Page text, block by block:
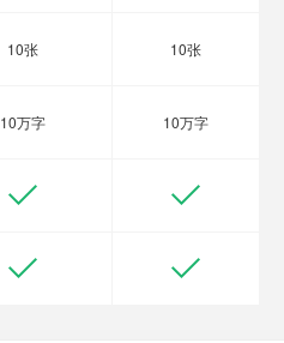
10张 10张
10万字 10万字